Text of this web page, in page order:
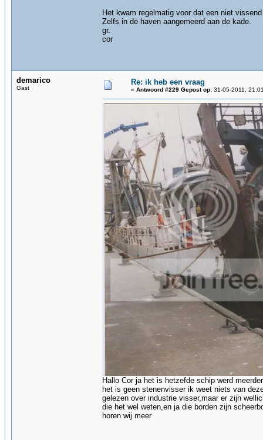
Het kwam regelmatig voor dat een niet
Zelfs in de haven aangemeerd aan de kade.
gr.
cor
demarico
Gast
Re: ik heb een vraag
« Antwoord #229 Gepost op: 31-05-2011,
Hallo Cor ja het is hetzefde schip werd
het is geen stenenvisser ik weet niets van
gelezen over industrie visser,maar er zijn
die het wel weten,en ja die borden zijn
horen wij meer